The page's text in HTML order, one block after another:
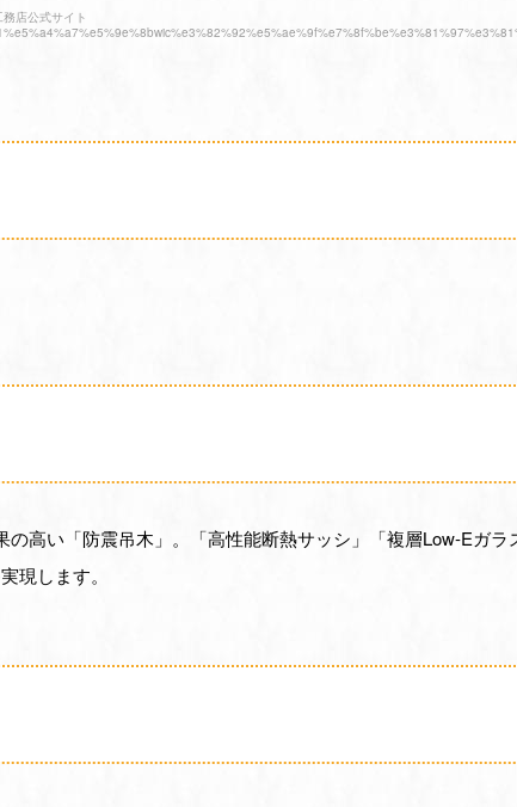
店公式サイト
高い「防震吊木」。「高性能断熱サッシ」「複層Low-Eガラ
現します。